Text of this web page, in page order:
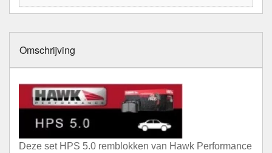
Omschrijving
Deze set HPS 5.0 remblokken van Hawk Performance